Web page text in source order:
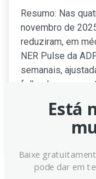
Resumo: Nas
novembro de
reduziram, em
NER Pulse da
semanais,
folha de
Continue lendo
Está
Baixe
pode dar em